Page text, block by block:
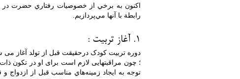
اكنون به برخي از خصوصيات رفتاري حضرت
رابطة با آنها مي‌پردازيم.
1. آغاز تربیت :
دوره تربیت کودک درحقیقت قبل از تولد آغاز می
؛ چون مراقبتهایی لازم است برای او در تکون
توجه به ايجاد زمينه‌هاي مناسب قبل از ازدواج و